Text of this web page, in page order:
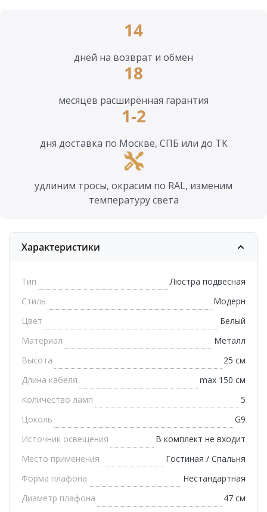
14
дней на возврат и обмен
18
месяцев расширенная гарантия
1-2
дня доставка по Москве, СПБ или до ТК
удлиним тросы, окрасим по RAL, изменим
температуру света
Характеристики
Тип
Люстра подвесная
Стиль
Модерн
Цвет
Белый
Материал
Металл
Высота
25 см
Длина кабеля
max 150 см
Количество ламп
5
Цоколь
G9
Источник освещения
В комплект не входит
Место применения
Гостиная / Спальня
Форма плафона
Нестандартная
Диаметр плафона
47 см